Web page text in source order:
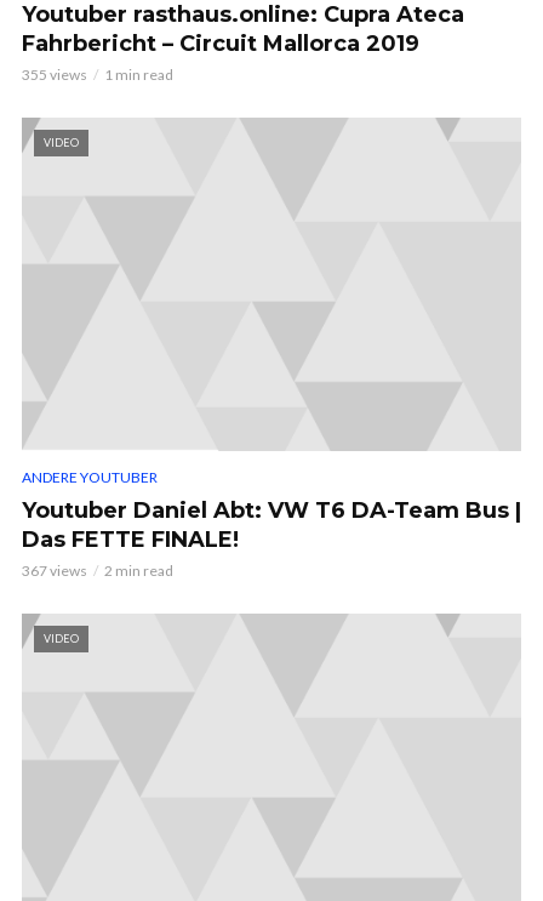
Youtuber rasthaus.online: Cupra Ateca
Fahrbericht – Circuit Mallorca 2019
355 views 1 min read
VIDEO
ANDERE YOUTUBER
Youtuber Daniel Abt: VW T6 DA-Team Bus |
Das FETTE FINALE!
367 views 2 min read
VIDEO